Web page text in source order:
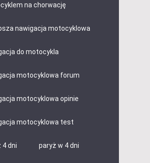
na chorwację
nawigacja motocyklowa
do motocykla
motocyklowa forum
motocyklowa opinie
motocyklowa test
4 dni paryż w 4 dni